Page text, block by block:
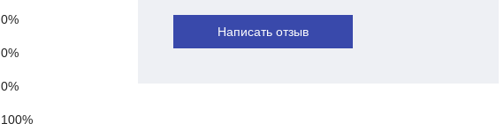
0%
0%
0%
100%
Написать отзыв